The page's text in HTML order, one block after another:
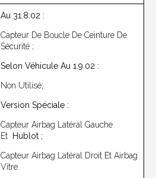
Au 31.8.02 :
Capteur De Boucle De Ceinture De
Sécurité ;
Selon Véhicule Au 1.9.02 :
Non Utilisé;
Version Spéciale :
Capteur Airbag Latéral Gauche
Et
Hublot ;
Capteur Airbag Latéral Droit Et Airbag
Vitre.